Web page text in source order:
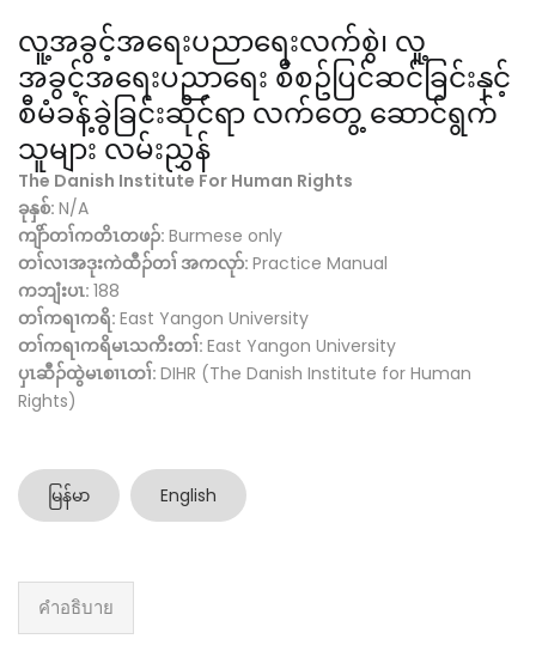
လူ့အခွင့်အ‌ရေးပညာရေးလက်စွဲ၊ လူ့
အခွင့်အရေးပညာရေး စီစဥ်ပြင်ဆင်ခြင်းနှင့်
စီမံခန့်ခွဲခြင်းဆိုင်ရာ လက်တွေ့ ဆောင်ရွက်
သူများ လမ်းညွှန်
The Danish Institute For Human Rights
ခုနှစ်: N/A
ကျိာ်တၢ်ကတိၤတဖၣ်: Burmese only
တၢ်လၢအဒုးကဲထီၣ်တၢ် အကလုာ်: Practice Manual
ကဘျံးပၤ: 188
တၢ်ကရၢကရိ: East Yangon University
တၢ်ကရၢကရိမၤသကိးတၢ်: East Yangon University
ပှၤဆီၣ်ထွဲမၤစၢၤတၢ်: DIHR (The Danish Institute for Human
Rights)
မြန်မာ English
คำอธิบาย